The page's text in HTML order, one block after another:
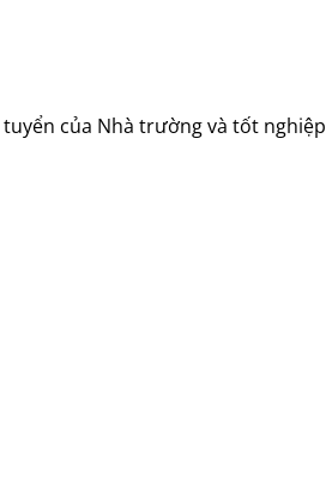
của Nhà trường và tốt nghiệp